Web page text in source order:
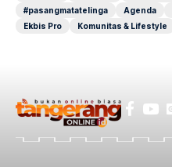
#pasangmatatelinga
Agenda
Ekbis Pro
Komunitas & Lifestyle